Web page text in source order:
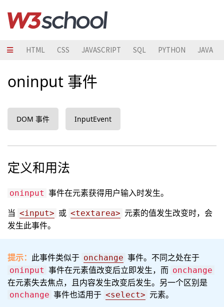
HTML CSS JAVASCRIPT SQL PYTHON JAVA
oninput 事件
DOM 事件 InputEvent
定义和用法
oninput 事件在元素获得用户输入时发生。
当 <input> 或 <textarea> 元素的值发生改变时，会
发生此事件。
提示： 此事件类似于 onchange 事件。不同之处在于
oninput 事件在元素值改变后立即发生，而 onchange
在元素失去焦点，且内容发生改变后发生。另一个区别是
onchange 事件也适用于 <select> 元素。